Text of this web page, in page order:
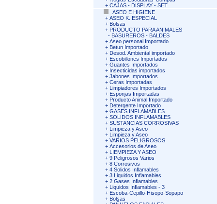
+ CAJAS - DISPLAY - SET
ASEO E HIGIENE
+ ASEO K. ESPECIAL
+ Bolsas
+ PRODUCTO PARA ANIMALES
- BASUREROS - BALDES
+ Aseo personal Importado
+ Betun Importado
+ Desod. Ambiental importado
+ Escobillones Importados
+ Guantes Importados
+ Insecticidas importados
+ Jabones Importados
+ Ceras Importadas
+ Limpiadores Importados
+ Esponjas Importadas
+ Producto Animal Importado
+ Detergente Importado
+ GASES INFLAMABLES
+ SOLIDOS INFLAMABLES
+ SUSTANCIAS CORROSIVAS
+ Limpieza y Aseo
+ Limpieza y Aseo
+ VARIOS PELIGROSOS
+ Accesorios de Aseo
+ LIEMPIEZA Y ASEO
+ 9 Peligrosos Varios
+ 8 Corrosivos
+ 4 Solidos Inflamables
+ 3 Liquidos Inflamables
+ 2 Gases Inflamables
+ Liquidos Inflamables - 3
+ Escoba-Cepillo-Hisopo-Sopapo
+ Bolsas